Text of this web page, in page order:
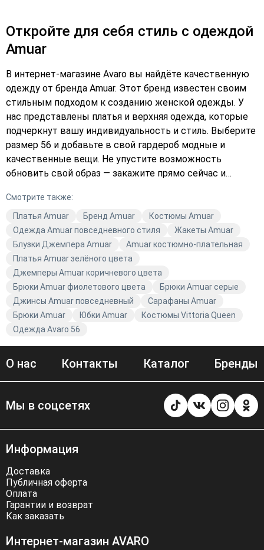
Откройте для себя стиль с одеждой
Amuar
В интернет-магазине Avaro вы найдёте качественную
одежду от бренда Amuar. Этот бренд известен своим
стильным подходом к созданию женской одежды. У
нас представлены платья и верхняя одежда, которые
подчеркнут вашу индивидуальность и стиль. Выберите
размер 56 и добавьте в свой гардероб модные и
качественные вещи. Не упустите возможность
обновить свой образ — закажите прямо сейчас и
идеально подойдёт вам, и станьте настоящей иконой
стиля. Avaro — ваш надёжный партнёр в мире моды.
Смотрите также:
Платья Amuar
Бренд Amuar
Костюмы Amuar
Одежда Amuar повседневного стиля
Жакеты Amuar
Блузки Джемпера Amuar
Amuar костюмно-плательная
Платья Amuar зелёного цвета
Джемперы Amuar коричневого цвета
Брюки Amuar фиолетового цвета
Брюки Amuar серые
Джинсы Amuar повседневный
Сарафаны Amuar
Брюки Amuar
Юбки Amuar
Костюмы Vittoria Queen
Одежда Avaro 56
О нас Контакты Каталог Бренды
Мы в соцсетях
Информация
Доставка
Публичная оферта
Оплата
Гарантии и возврат
Как заказать
Интернет-магазин AVARO